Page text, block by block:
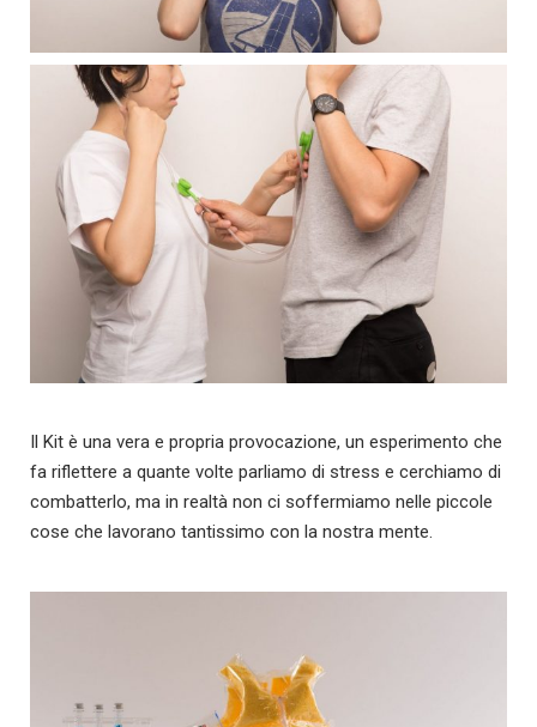
Il Kit è una vera e propria provocazione, un esperimento che
fa riflettere a quante volte parliamo di stress e cerchiamo di
combatterlo, ma in realtà non ci soffermiamo nelle piccole
cose che lavorano tantissimo con la nostra mente.